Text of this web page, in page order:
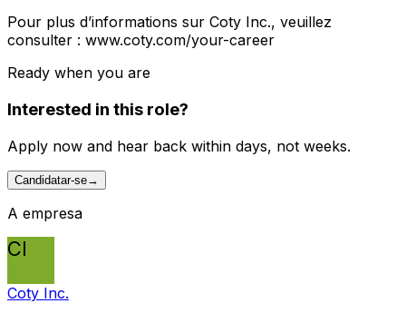
Pour plus d’informations sur Coty Inc., veuillez
consulter : www.coty.com/your-career
Ready when you are
Interested in this role?
Apply now and hear back within days, not weeks.
Candidatar-se→
A empresa
CI
Coty Inc.